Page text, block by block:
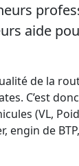
aide
de la
C’est
(VL,
de